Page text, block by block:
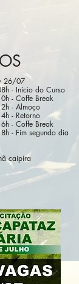
26/07
- Início do Curso
- Coffe Break
- Almoço
- Retorno
- Coffe Break
- Fim segundo dia
caipira